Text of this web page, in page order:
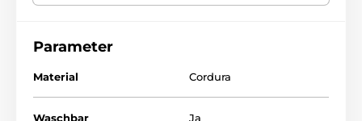
Parameter
Material Cordura
Waschbar Ja